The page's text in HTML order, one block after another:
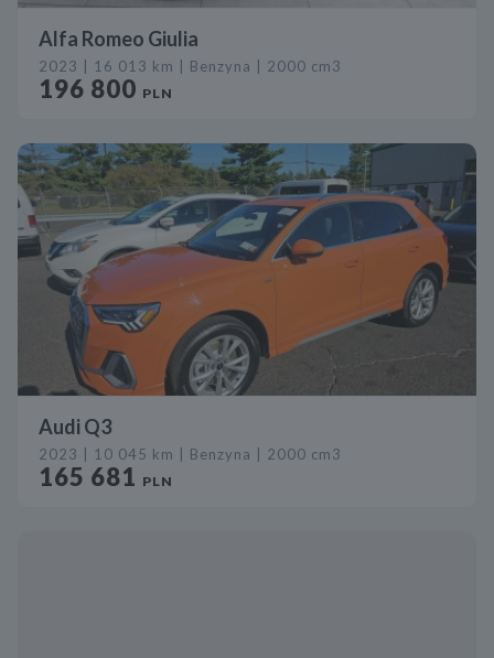
Alfa Romeo Giulia
2023 | 16 013 km | Benzyna | 2000 cm3
196 800 PLN
Audi Q3
2023 | 10 045 km | Benzyna | 2000 cm3
165 681 PLN